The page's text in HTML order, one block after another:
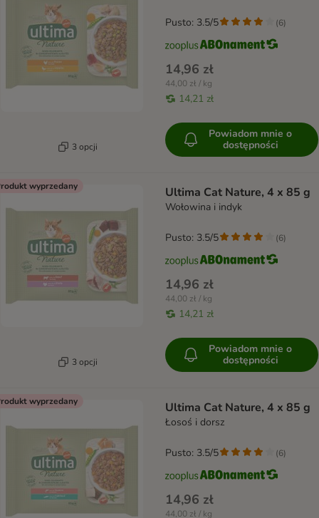
3 opcji
14,96 zł
44,00 zł / kg
14,21 zł
Pusto: 3.5/5 (6)
Powiadom mnie o
dostępności
wyprzedany
3 opcji
Ultima Cat Nature, 4 x 85 g
Wołowina i indyk
14,96 zł
44,00 zł / kg
14,21 zł
Pusto: 3.5/5 (6)
Powiadom mnie o
dostępności
wyprzedany Ultima Cat Nature, 4 x 85 g
Łosoś i dorsz
14,96 zł
44,00 zł / kg
Pusto: 3.5/5 (6)